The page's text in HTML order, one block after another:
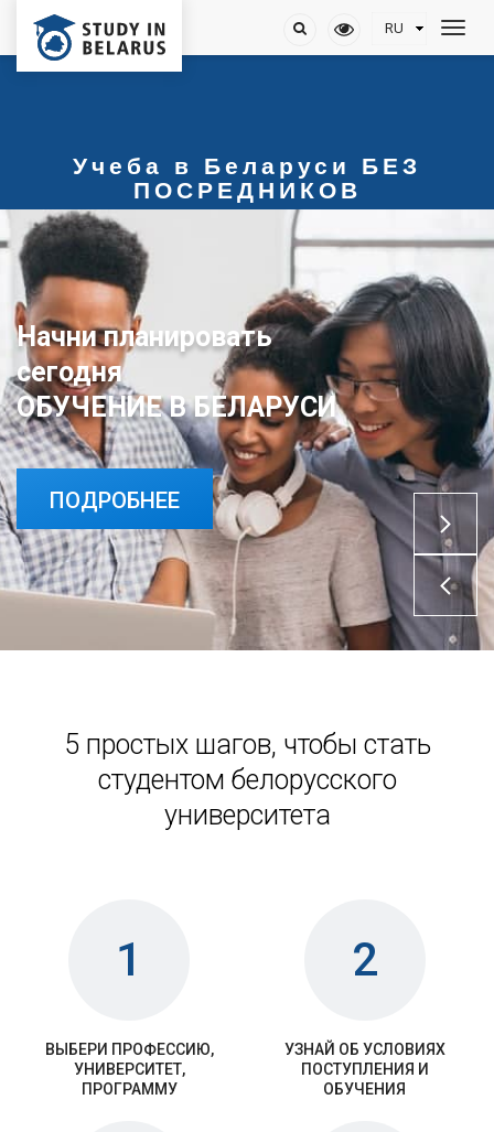
Учеба в Беларуси БЕЗ
ПОСРЕДНИКОВ
Начни планировать
сегодня
ОБУЧЕНИЕ В БЕЛАРУСИ
ПОДРОБНЕЕ
5 простых шагов, чтобы стать
студентом белорусского
университета
1
ВЫБЕРИ ПРОФЕССИЮ,
УНИВЕРСИТЕТ,
ПРОГРАММУ
2
УЗНАЙ ОБ УСЛОВИЯХ
ПОСТУПЛЕНИЯ И
ОБУЧЕНИЯ